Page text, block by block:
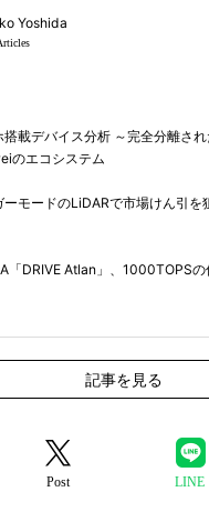
Yoshida
Articles
搭載デバイス分析 ～完全分離さ
のエコシステム
ーモードのLiDARで市場けん引を
「DRIVE Atlan」、1000TOPS
記事を見る
Post LINE